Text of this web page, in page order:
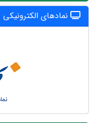
نمادهای الکترونیکی